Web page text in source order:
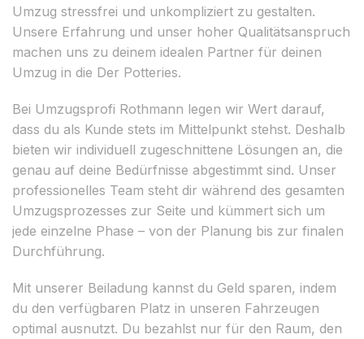
Umzug stressfrei und unkompliziert zu gestalten.
Unsere Erfahrung und unser hoher Qualitätsanspruch
machen uns zu deinem idealen Partner für deinen
Umzug in die Der Potteries.
Bei Umzugsprofi Rothmann legen wir Wert darauf,
dass du als Kunde stets im Mittelpunkt stehst. Deshalb
bieten wir individuell zugeschnittene Lösungen an, die
genau auf deine Bedürfnisse abgestimmt sind. Unser
professionelles Team steht dir während des gesamten
Umzugsprozesses zur Seite und kümmert sich um
jede einzelne Phase – von der Planung bis zur finalen
Durchführung.
Mit unserer Beiladung kannst du Geld sparen, indem
du den verfügbaren Platz in unseren Fahrzeugen
optimal ausnutzt. Du bezahlst nur für den Raum, den